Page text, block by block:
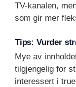
TV-kanalen,
som gir mer
Tips: Vurder
Mye av
tilgjengelig for
interessert i